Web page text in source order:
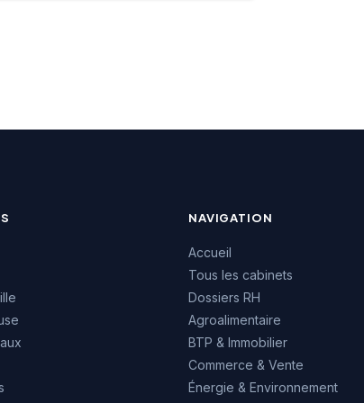
satisfaction des clients
NAVIGATION
Accueil
Tous les cabinets
Dossiers RH
Agroalimentaire
BTP & Immobilier
Commerce & Vente
Énergie & Environnement